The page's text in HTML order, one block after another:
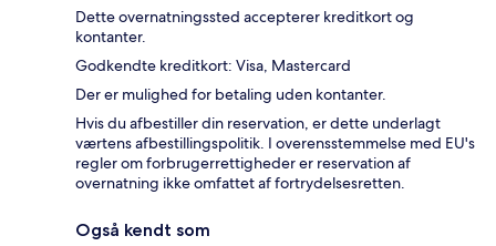
Dette overnatningssted accepterer kreditkort og
kontanter.
Godkendte kreditkort: Visa, Mastercard
Der er mulighed for betaling uden kontanter.
Hvis du afbestiller din reservation, er dette underlagt
værtens afbestillingspolitik. I overensstemmelse med EU's
regler om forbrugerrettigheder er reservation af
overnatning ikke omfattet af fortrydelsesretten.
Også kendt som